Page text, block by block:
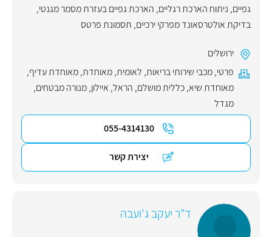
גפיים, ניתוח הארכת רגליים, הארכת גפיים בעזרת מסמר מגנטי,
בדיקת אולטרסאונד מפרקי ירכיים, תסמונת פרטס
ירושלים
פרטי,מכבי שירותי בריאות, לאומית,מאוחדת,מאוחדת עדיף,
מאוחדת שיא,כללית מושלם, הראל, איילון,מנורה מבטחים,
מגדל
055-4314130
יצירת קשר
ד"ר יעקב ג'ועבה